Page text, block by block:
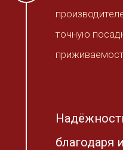
точную
благодаря